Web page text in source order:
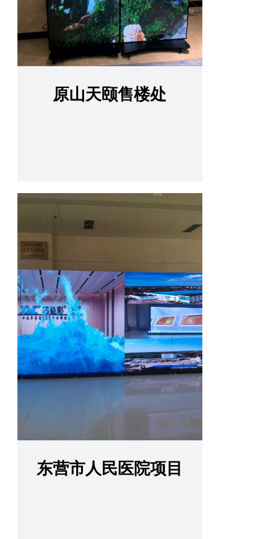
原山天颐售楼处
查看更多
东营市人民医院项目